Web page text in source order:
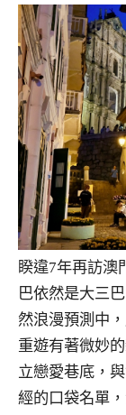
睽違7年再訪澳
巴依然是大三
然浪漫預測中
重遊有著微妙
立戀愛巷底，
經的口袋名單